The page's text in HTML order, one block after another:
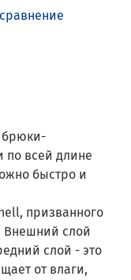
брюки-
всей длине
быстро и
призванного
Внешний слой
слой - это
от влаги,